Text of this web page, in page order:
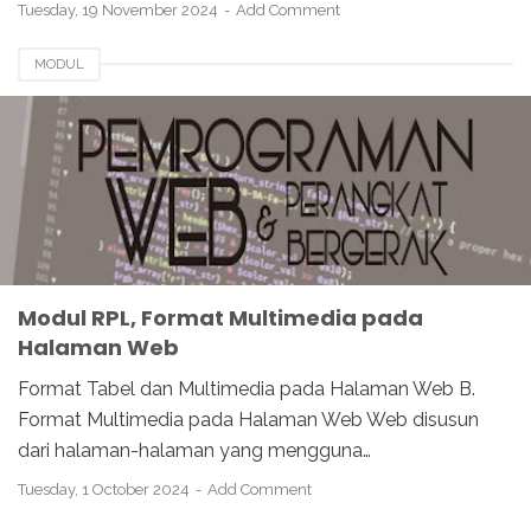
Tuesday, 19 November 2024 Add Comment
MODUL
Modul RPL, Format Multimedia pada
Halaman Web
Format Tabel dan Multimedia pada Halaman Web B.
Format Multimedia pada Halaman Web Web disusun
dari halaman-halaman yang mengguna…
Tuesday, 1 October 2024 Add Comment